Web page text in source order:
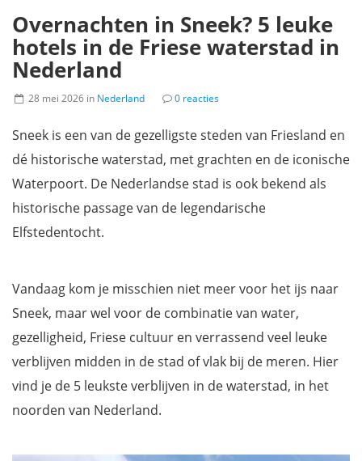
Overnachten in Sneek? 5 leuke
hotels in de Friese waterstad in
Nederland
28 mei 2026 in Nederland 0 reacties
Sneek is een van de gezelligste steden van Friesland en
dé historische waterstad, met grachten en de iconische
Waterpoort. De Nederlandse stad is ook bekend als
historische passage van de legendarische
Elfstedentocht.
Vandaag kom je misschien niet meer voor het ijs naar
Sneek, maar wel voor de combinatie van water,
gezelligheid, Friese cultuur en verrassend veel leuke
verblijven midden in de stad of vlak bij de meren. Hier
vind je de 5 leukste verblijven in de waterstad, in het
noorden van Nederland.